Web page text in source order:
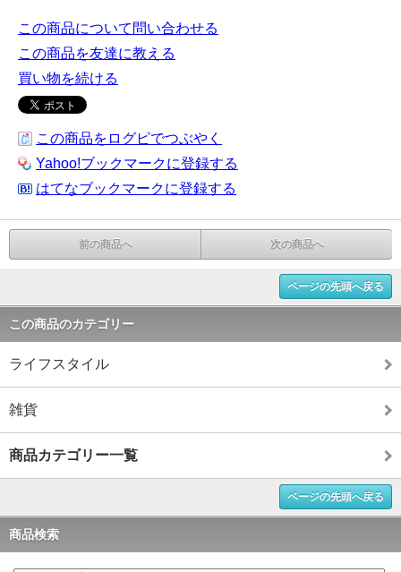
この商品について問い合わせる
この商品を友達に教える
買い物を続ける
この商品をログピでつぶやく
Yahoo!ブックマークに登録する
はてなブックマークに登録する
前の商品へ 次の商品へ
ページの先頭へ戻る
この商品のカテゴリー
ライフスタイル
雑貨
商品カテゴリー一覧
ページの先頭へ戻る
商品検索